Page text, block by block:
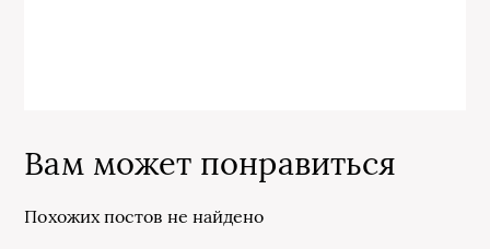
Вам может понравиться
Похожих постов не найдено